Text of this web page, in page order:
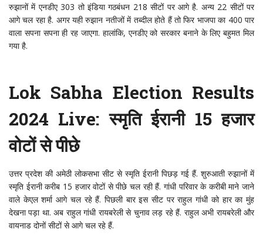
रुझानों में एनडीए 303 तो इंडिया गठबंधन 218 सीटों पर आगे है. अन्य 22 सीटों पर
आगे चल रहा है. अगर यही रुझान नतीजों में तब्दील होते हैं तो फिर भाजपा का 400 पार
वाला सपना सपना ही रह जाएगा. हालांकि, एनडीए को सरकार बनाने के लिए बहुमत मिल
गया है.
Lok Sabha Election Results
2024 Live: स्मृति ईरानी 15 हजार
वोटों से पीछे
उत्तर प्रदेश की अमेठी लोकसभा सीट से स्मृति ईरानी पिछड़ गई हैं. शुरुआती रुझानों में
स्मृति ईरानी करीब 15 हजार वोटों से पीछे चल रही हैं. गांधी परिवार के करीबी माने जाने
वाले केएल शर्मा आगे चल रहे हैं. पिछली बार इस सीट पर राहुल गांधी को हार का मुंह
देखना पड़ा था. अब राहुल गांधी रायबरेली से चुनाव लड़ रहे हैं. राहुल अभी रायबरेली और
वायनाड दोनों सीटों से आगे चल रहे हैं.